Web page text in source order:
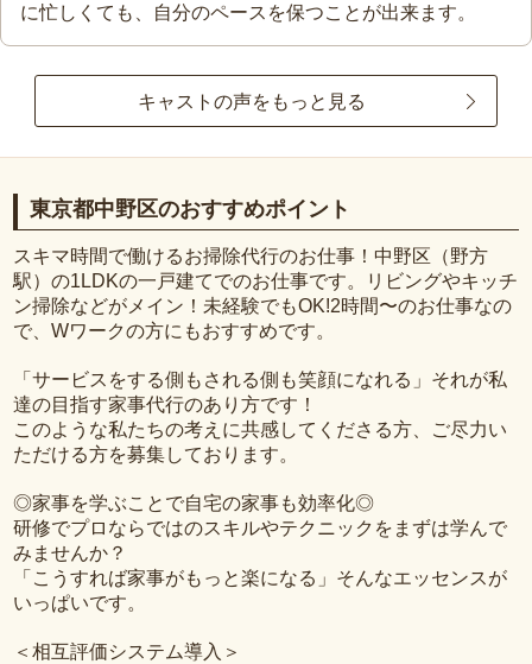
に忙しくても、自分のペースを保つことが出来ます。
キャストの声をもっと見る
東京都中野区のおすすめポイント
スキマ時間で働けるお掃除代行のお仕事！中野区（野方
駅）の1LDKの一戸建てでのお仕事です。リビングやキッチ
ン掃除などがメイン！未経験でもOK!2時間〜のお仕事なの
で、Wワークの方にもおすすめです。
「サービスをする側もされる側も笑顔になれる」それが私
達の目指す家事代行のあり方です！
このような私たちの考えに共感してくださる方、ご尽力い
ただける方を募集しております。
◎家事を学ぶことで自宅の家事も効率化◎
研修でプロならではのスキルやテクニックをまずは学んで
みませんか？
「こうすれば家事がもっと楽になる」そんなエッセンスが
いっぱいです。
＜相互評価システム導入＞